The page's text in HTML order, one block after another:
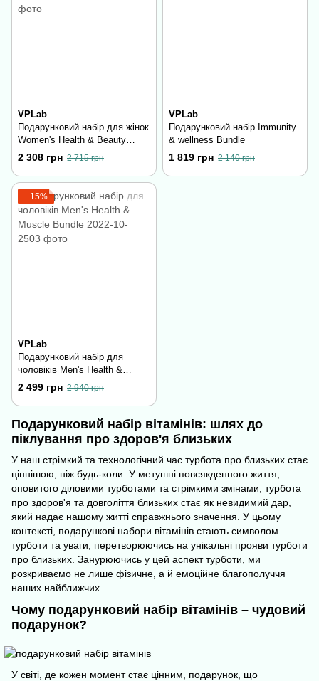
VPLab
Подарунковий набір для жінок
Women's Health & Beauty
Bundle
2 308 грн 2 715 грн
VPLab
Подарунковий набір Immunity
& wellness Bundle
1 819 грн 2 140 грн
−15%
VPLab
Подарунковий набір для
чоловіків Men's Health &
Muscle Bundle
2 499 грн 2 940 грн
Подарунковий набір вітамінів: шлях до
піклування про здоров'я близьких
У наш стрімкий та технологічний час турбота про близьких стає
ціннішою, ніж будь-коли. У метушні повсякденного життя,
оповитого діловими турботами та стрімкими змінами, турбота
про здоров'я та довголіття близьких стає як невидимий дар,
який надає нашому житті справжнього значення. У цьому
контексті, подарункові набори вітамінів стають символом
турботи та уваги, перетворюючись на унікальні прояви турботи
про близьких. Занурюючись у цей аспект турботи, ми
розкриваємо не лише фізичне, а й емоційне благополуччя
наших найближчих.
Чому подарунковий набір вітамінів – чудовий
подарунок?
У світі, де кожен момент стає цінним, подарунок, що